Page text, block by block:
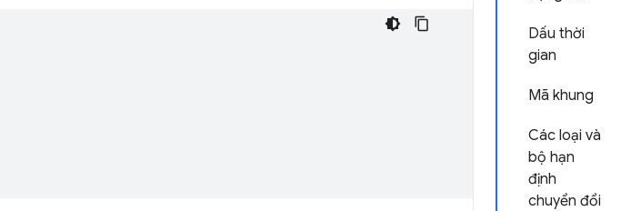
Dấu thời
gian
Mã khung
Các loại và
bộ hạn
định
chuyển đổi